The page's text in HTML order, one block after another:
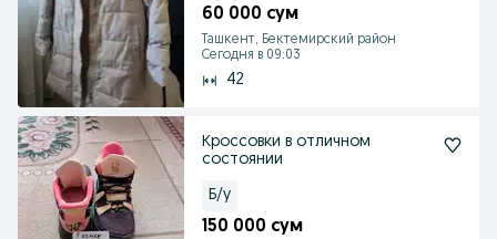
60 000 сум
Ташкент, Бектемирский район
Сегодня в 09:03
42
Кроссовки в отличном
состоянии
Б/у
150 000 сум